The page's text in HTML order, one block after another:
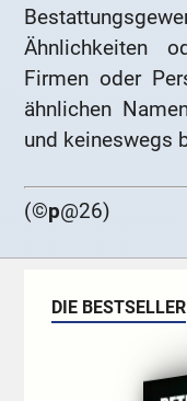
Ähnlichkeiten
Firmen oder
ähnlichen
und keineswegs
(©p@26)
DIE BESTSELLER